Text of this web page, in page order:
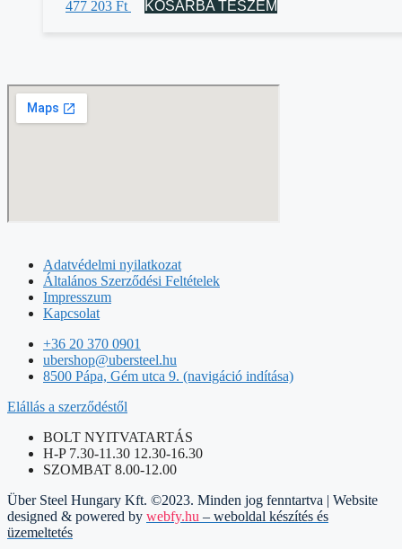
477 203 Ft KOSÁRBA TESZEM
Adatvédelmi nyilatkozat
Általános Szerződési Feltételek
Impresszum
Kapcsolat
+36 20 370 0901
ubershop@ubersteel.hu
8500 Pápa, Gém utca 9. (navigáció indítása)
Elállás a szerződéstől
BOLT NYITVATARTÁS
H-P 7.30-11.30 12.30-16.30
SZOMBAT 8.00-12.00
Über Steel Hungary Kft. ©2023. Minden jog fenntartva | Website
designed & powered by webfy.hu – weboldal készítés és
üzemeltetés